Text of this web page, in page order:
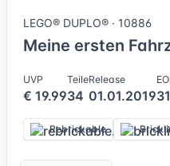
LEGO® DUPLO® · 10886
Meine ersten
UVP
€ 19.99
Teile
34
Release
01.01.2019
Rebrickable